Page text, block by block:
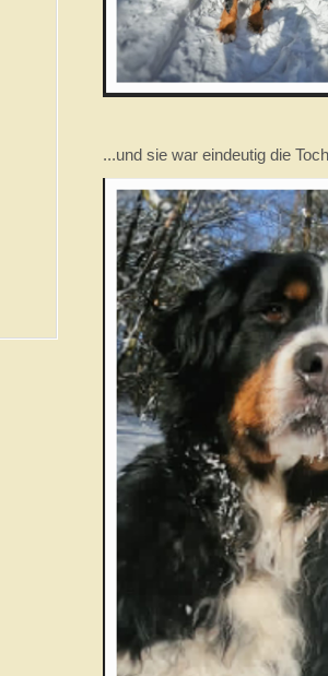
...und sie war eindeutig die